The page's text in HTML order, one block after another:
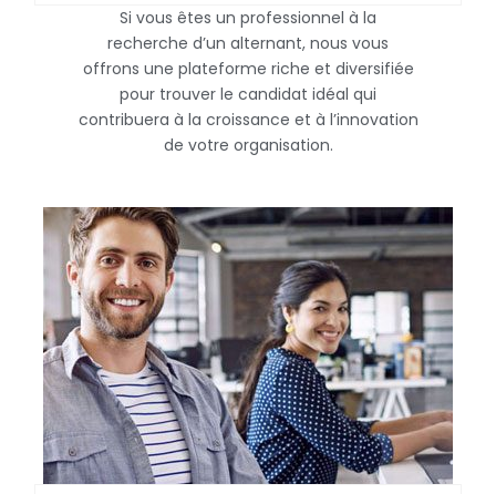
Si vous êtes un professionnel à la
recherche d’un alternant, nous vous
offrons une plateforme riche et diversifiée
pour trouver le candidat idéal qui
contribuera à la croissance et à l’innovation
de votre organisation.